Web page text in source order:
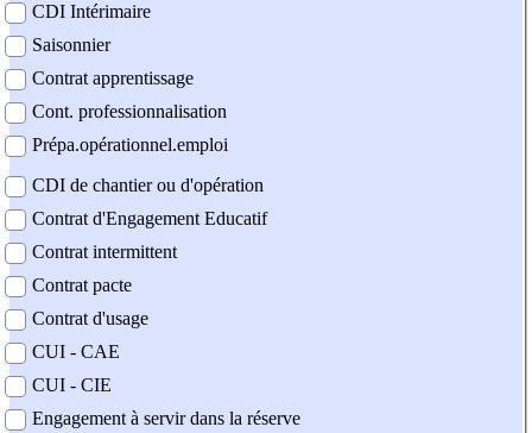
CDI Intérimaire
Saisonnier
Contrat apprentissage
Cont. professionnalisation
Prépa.opérationnel.emploi
CDI de chantier ou d'opération
Contrat d'Engagement Educatif
Contrat intermittent
Contrat pacte
Contrat d'usage
CUI - CAE
CUI - CIE
Engagement à servir dans la réserve